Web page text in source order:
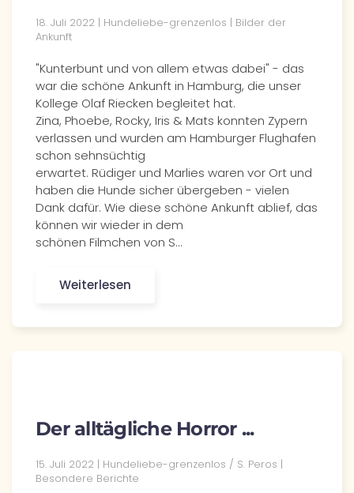
18. Juli 2022 | Hundeliebe-grenzenlos | Bilder der
Ankunft
"Kunterbunt und von allem etwas dabei" - das
war die schöne Ankunft in Hamburg, die unser
Kollege Olaf Riecken begleitet hat.
Zina, Phoebe, Rocky, Iris & Mats konnten Zypern
verlassen und wurden am Hamburger Flughafen
schon sehnsüchtig
erwartet. Rüdiger und Marlies waren vor Ort und
haben die Hunde sicher übergeben - vielen
Dank dafür. Wie diese schöne Ankunft ablief, das
können wir wieder in dem
schönen Filmchen von S…
Weiterlesen
Der alltägliche Horror ...
15. Juli 2022 | Hundeliebe-grenzenlos / S. Peros |
Besondere Berichte